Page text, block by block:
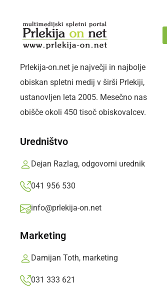
PETEK, 7. AVGUST 2026 Sledite nam:
Prlekija-on.net je največji in najbolje
obiskan spletni medij v širši Prlekiji,
ustanovljen leta 2005. Mesečno nas
obišče okoli 450 tisoč obiskovalcev.
Uredništvo
Dejan Razlag, odgovorni urednik
041 956 530
info@prlekija-on.net
Marketing
Damijan Toth, marketing
031 333 621